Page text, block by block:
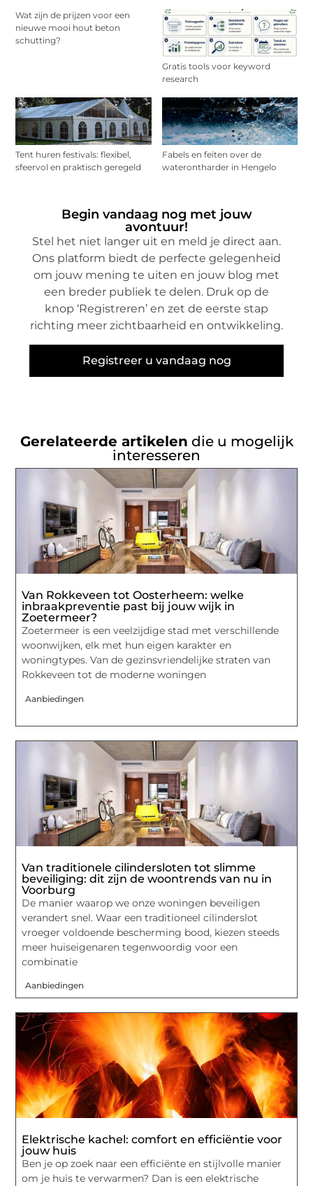
Wat zijn de prijzen voor een
nieuwe mooi hout beton
schutting?
Gratis tools voor keyword
research
Tent huren festivals: flexibel,
sfeervol en praktisch geregeld
Fabels en feiten over de
waterontharder in Hengelo
Begin vandaag nog met jouw
avontuur!
Stel het niet langer uit en meld je direct aan.
Ons platform biedt de perfecte gelegenheid
om jouw mening te uiten en jouw blog met
een breder publiek te delen. Druk op de
knop ‘Registreren’ en zet de eerste stap
richting meer zichtbaarheid en ontwikkeling.
Registreer u vandaag nog
Gerelateerde artikelen die u mogelijk
interesseren
Van Rokkeveen tot Oosterheem: welke
inbraakpreventie past bij jouw wijk in
Zoetermeer?
Zoetermeer is een veelzijdige stad met verschillende
woonwijken, elk met hun eigen karakter en
woningtypes. Van de gezinsvriendelijke straten van
Rokkeveen tot de moderne woningen
Aanbiedingen
Van traditionele cilindersloten tot slimme
beveiliging: dit zijn de woontrends van nu in
Voorburg
De manier waarop we onze woningen beveiligen
verandert snel. Waar een traditioneel cilinderslot
vroeger voldoende bescherming bood, kiezen steeds
meer huiseigenaren tegenwoordig voor een
combinatie
Aanbiedingen
Elektrische kachel: comfort en efficiëntie voor
jouw huis
Ben je op zoek naar een efficiënte en stijlvolle manier
om je huis te verwarmen? Dan is een elektrische